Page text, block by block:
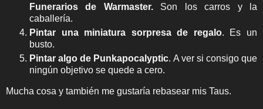
Funerarios de Warmaster.Son los carros y la
caballería.
Pintar una miniatura sorpresa de regalo. Es un
busto.
Pintar algo de Punkapocalyptic. A ver si consigo que
ningún objetivo se quede a cero.
Mucha cosa y también me gustaría rebasear mis Taus.